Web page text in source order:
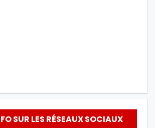
SUR LES RÉSEAUX SOCIAUX